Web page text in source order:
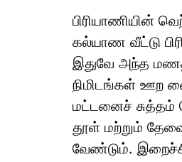
பிரியாணியின்
கல்யாண வீட்டு
இதுவே அந்த
நிமிடங்கள் ஊற
மட்டனைச் சுத்தம்
தூள் மற்றும்
வேண்டும்.